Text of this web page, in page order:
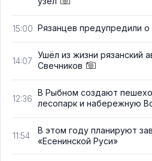
15:00 Рязанцев предупредили о
14:07
Ушёл из жизни рязанский
Свечников
12:36
В Рыбном создают
лесопарк и набережную
11:54
В этом году планируют
«Есенинской Руси»